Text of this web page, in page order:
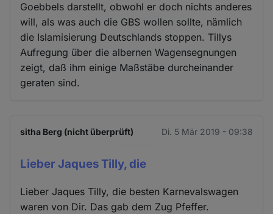
Goebbels darstellt, obwohl er doch nichts anderes
will, als was auch die GBS wollen sollte, nämlich
die Islamisierung Deutschlands stoppen. Tillys
Aufregung über die albernen Wagensegnungen
zeigt, daß ihm einige Maßstäbe durcheinander
geraten sind.
sitha Berg (nicht überprüft) Di. 5 Mär 2019 - 09:38
Lieber Jaques Tilly, die
Lieber Jaques Tilly, die besten Karnevalswagen
waren von Dir. Das gab dem Zug Pfeffer.